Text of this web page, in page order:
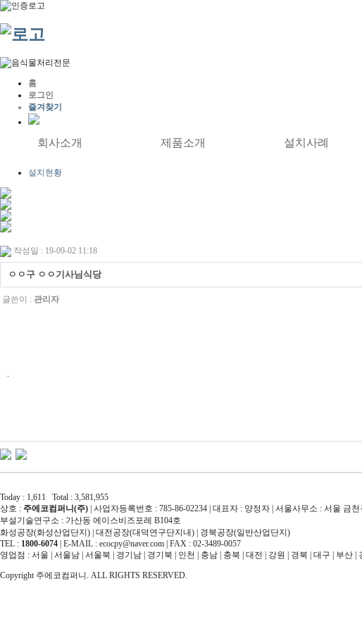
홈
로그인
즐겨찾기
회사소개 제품소개 설치사례
설치현황
작성일 : 19-09-02 11:18
ㅇㅇ구 ㅇㅇ기사님식당
글쓴이 : 관리자
.
Today : 1,611 Total : 3,581,955
상호 : 주에코컴퍼니(주) | 사업자등록번호 : 785-86-02234 | 대표자 : 양정자 | 서울사무소 : 서울 금
부설기술연구소 : 가산동 에이스비즈포레 B104호
화성공장(화성산업단지) | 대전공장(대덕연구단지내) | 경북공장(일반산업단지)
TEL : 1800-6074 | E-MAIL : ecocpy@naver.com | FAX : 02-3489-0057
영업점 : 서울 | 서울남 | 서울북 | 경기남 | 경기북 | 인천 | 충남 | 충북 | 대전 | 강원 | 경북 | 대구 | 부산 |
Copyright 주에코컴퍼니. ALL RIGHTS RESERVED.